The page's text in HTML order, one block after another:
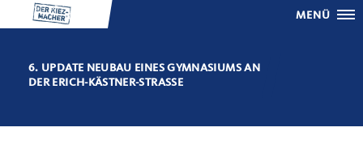
MENÜ
6. UPDATE NEUBAU EINES GYMNASIUMS AN
DER ERICH-KÄSTNER-STRASSE